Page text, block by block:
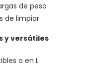
de peso
de limpiar
y versátiles
o en L